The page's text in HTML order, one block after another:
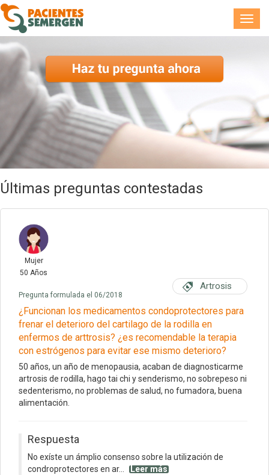
Últimas preguntas contestadas
Mujer
50 Años
Pregunta formulada el 06/2018
Artrosis
¿Funcionan los medicamentos condoprotectores para
frenar el deterioro del cartilago de la rodilla en
enfermos de arttrosis? ¿es recomendable la terapia
con estrógenos para evitar ese mismo deterioro?
50 años, un año de menopausia, acaban de diagnosticarme
artrosis de rodilla, hago tai chi y senderismo, no sobrepeso ni
sedenterismo, no problemas de salud, no fumadora, buena
alimentación.
Respuesta
No exíste un ámplio consenso sobre la utilización de
condroprotectores en ar...
Leer más